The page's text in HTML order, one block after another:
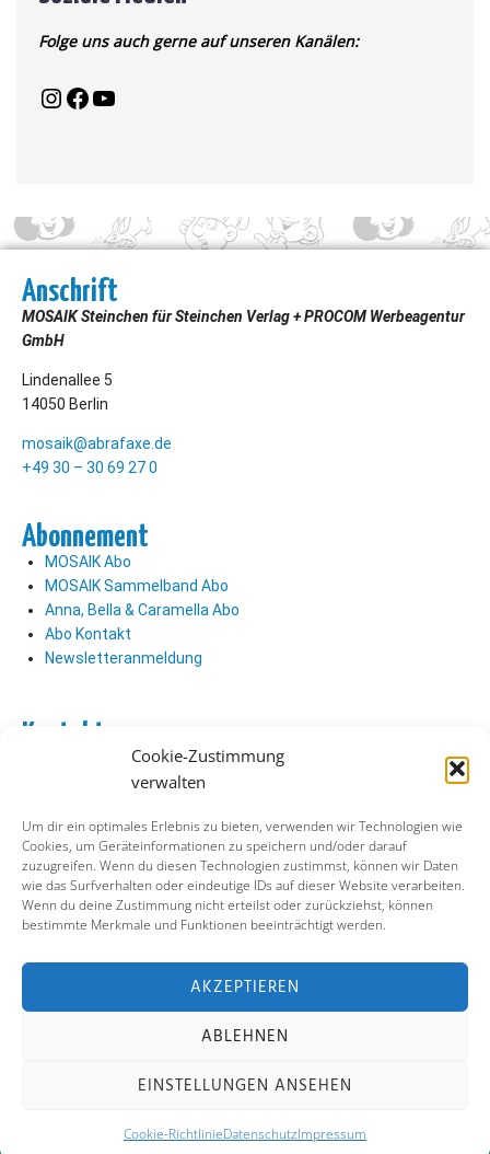
Cookie-Zustimmung
verwalten
Um dir ein optimales Erlebnis zu bieten, verwenden wir Technologien wie
Cookies, um Geräteinformationen zu speichern und/oder darauf
zuzugreifen. Wenn du diesen Technologien zustimmst, können wir Daten
wie das Surfverhalten oder eindeutige IDs auf dieser Website verarbeiten.
Wenn du deine Zustimmung nicht erteilst oder zurückziehst, können
bestimmte Merkmale und Funktionen beeinträchtigt werden.
AKZEPTIEREN
ABLEHNEN
EINSTELLUNGEN ANSEHEN
Cookie-RichtlinieDatenschutzImpressum
Folge uns auch gerne auf unseren Kanälen:
Anschrift
MOSAIK Steinchen für Steinchen Verlag + PROCOM Werbeagentur
GmbH
Lindenallee 5
14050 Berlin
mosaik@abrafaxe.de
+49 30 – 30 69 27 0
Abonnement
MOSAIK Abo
MOSAIK Sammelband Abo
Anna, Bella & Caramella Abo
Abo Kontakt
Newsletteranmeldung
Kontakt
Verlag Kontakt
Soziale Medien
Facebook
Instagram
Datenschutz Cookie-Richtlinie
Kontakt